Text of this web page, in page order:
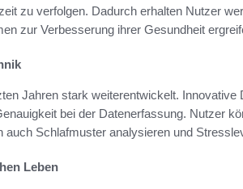
zu verfolgen. Dadurch erhalten Nutzer
zur Verbesserung ihrer Gesundheit
Jahren stark weiterentwickelt. Innovative
bei der Datenerfassung. Nutzer
Schlafmuster analysieren und
Leben